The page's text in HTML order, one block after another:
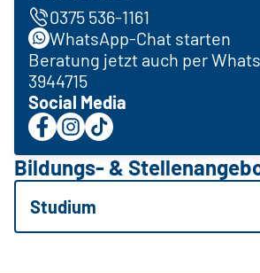
0375 536-1161
WhatsApp-Chat starten
Beratung jetzt auch per
3944715
Social Media
Bildungs- &
Studium